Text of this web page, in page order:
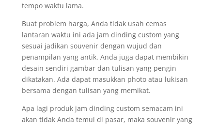
tempo waktu lama.
Buat problem harga, Anda tidak usah cemas
lantaran waktu ini ada jam dinding custom yang
sesuai jadikan souvenir dengan wujud dan
penampilan yang antik. Anda juga dapat membikin
desain sendiri gambar dan tulisan yang pengin
dikatakan. Ada dapat masukkan photo atau lukisan
bersama dengan tulisan yang memikat.
Apa lagi produk jam dinding custom semacam ini
akan tidak Anda temui di pasar, maka souvenir yang